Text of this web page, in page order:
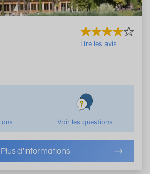
Lire les avis
Voir les questions
Plus d'informations